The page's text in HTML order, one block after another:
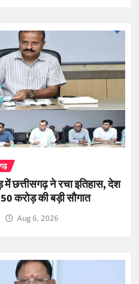
में छत्तीसगढ़ ने रचा इतिहास, देश
करोड़ की बड़ी सौगात
Aug 6, 2026